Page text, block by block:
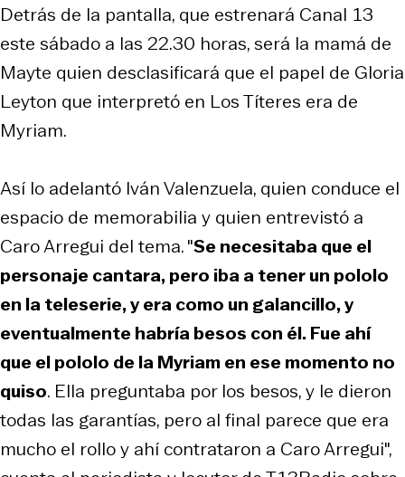
Detrás de la pantalla, que estrenará Canal 13
este sábado a las 22.30 horas, será la mamá de
Mayte quien desclasificará que el papel de Gloria
Leyton que interpretó en Los Títeres era de
Myriam.
Así lo adelantó Iván Valenzuela, quien conduce el
espacio de memorabilia y quien entrevistó a
Caro Arregui del tema. "Se necesitaba que el
personaje cantara, pero iba a tener un pololo
en la teleserie, y era como un galancillo, y
eventualmente habría besos con él. Fue ahí
que el pololo de la Myriam en ese momento no
quiso. Ella preguntaba por los besos, y le dieron
todas las garantías, pero al final parece que era
mucho el rollo y ahí contrataron a Caro Arregui",